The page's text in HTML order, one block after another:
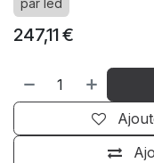
par led
247,11€